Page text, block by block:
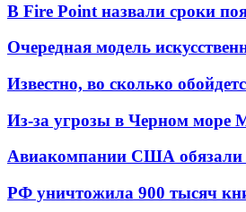
В Fire Point назвали сроки
Очередная модель
Известно, во сколько
Из-за угрозы в Черном море
Авиакомпании США обязали
РФ уничтожила 900 тысяч